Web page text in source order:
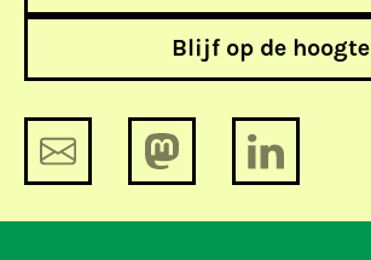
Blijf op de hoogte